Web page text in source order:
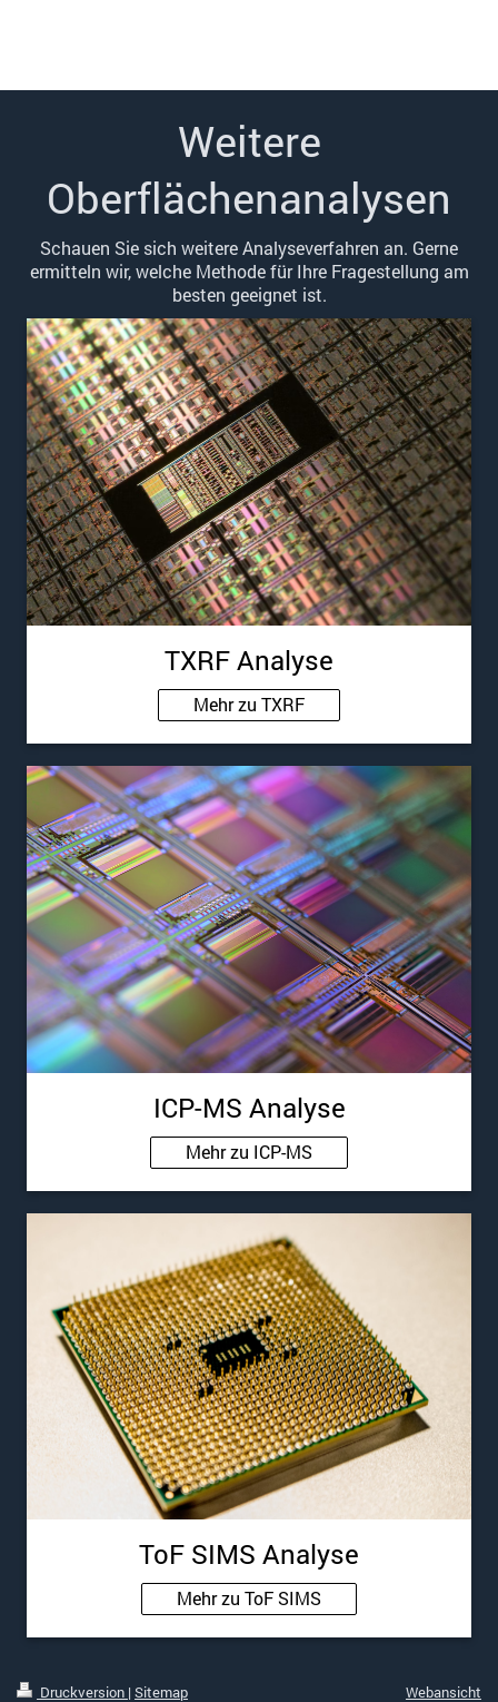
Weitere
Oberflächenanalysen
Schauen Sie sich weitere Analyseverfahren an. Gerne
ermitteln wir, welche Methode für Ihre Fragestellung am
besten geeignet ist.
TXRF Analyse
Mehr zu TXRF
ICP-MS Analyse
Mehr zu ICP-MS
ToF SIMS Analyse
Mehr zu ToF SIMS
Druckversion | Sitemap Webansicht